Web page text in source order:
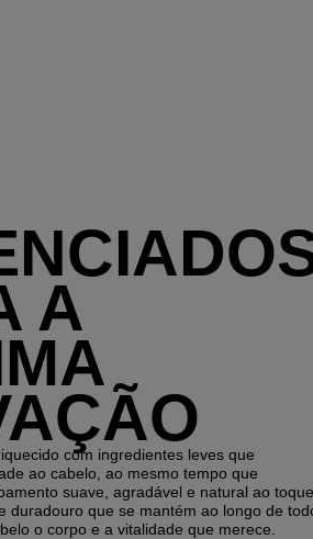
A
com ingredientes leves que
ao cabelo, ao mesmo tempo que
suave, agradável e natural ao
duradouro que se mantém ao longo de
o corpo e a vitalidade que merece.